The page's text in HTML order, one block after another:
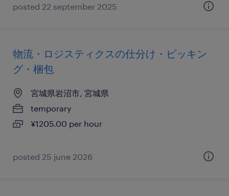
posted 22 september 2025
物流・ロジスティクスの仕分け・ピッキン
グ・梱包
宮城県岩沼市, 宮城県
temporary
¥1205.00 per hour
posted 25 june 2026